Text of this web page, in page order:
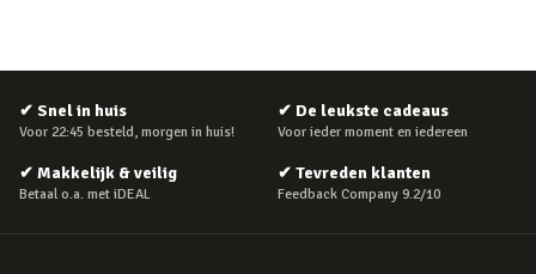
✔ Snel in huis
Voor 22:45 besteld, morgen in huis!
✔ De leukste cadeaus
Voor ieder moment en iedereen
✔ Makkelijk & veilig
Betaal o.a. met iDEAL
✔ Tevreden klanten
Feedback Company 9.2/10